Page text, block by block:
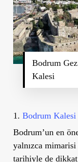
Bodrum
Kalesi
1. Bodrum Kalesi
Bodrum’un en
yalnızca
tarihiyle de